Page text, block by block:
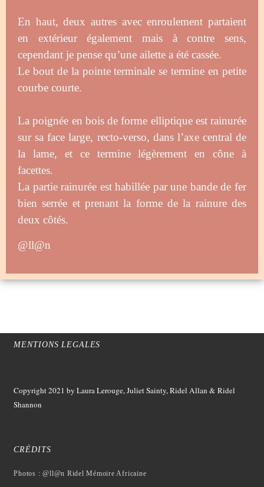
En haut, deux autres avec enroulement partaient
en extérieur également mais à contre sens,
cependant je pense qu’une ailette a été cassée.
Le bout de la pointe terminale se termine en petite
courbe courte.
La poignée en bois de forme elliptique est rainurée
sur sa face large, recto-verso, dans l’axe central de
la lame, et ce termine légèrement en cône à
facettes.
La partie rainurée est habillée par une bande de fer
bien serrée et prenant la forme de la rainure des
deux côtés.
@ll@n
MENTIONS LEGALES
Copyright 2021 by Laura Lerouge, Juliet Sainty, Ridel Allan &Ridel
Shannon
CRÉDITS
Photos : @ll@n Ridel Mémoire Africaine